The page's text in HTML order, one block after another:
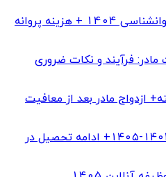
شرایط جدید اخذ پروانه نظام روانشناسی 1404 + هزینه پروانه
فرآیند و نکات ضروری
ازدواج مادر بعد از معافیت
ثبت نام مدارس غیر حضوری ۱۴۰۴-۱۴۰۵+ ادامه تحصیل در